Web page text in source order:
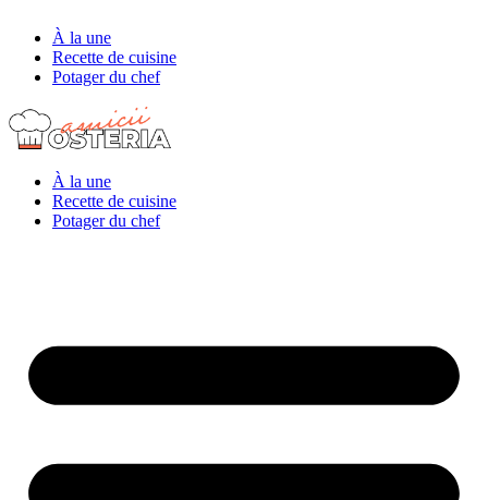
À la une
Recette de cuisine
Potager du chef
À la une
Recette de cuisine
Potager du chef